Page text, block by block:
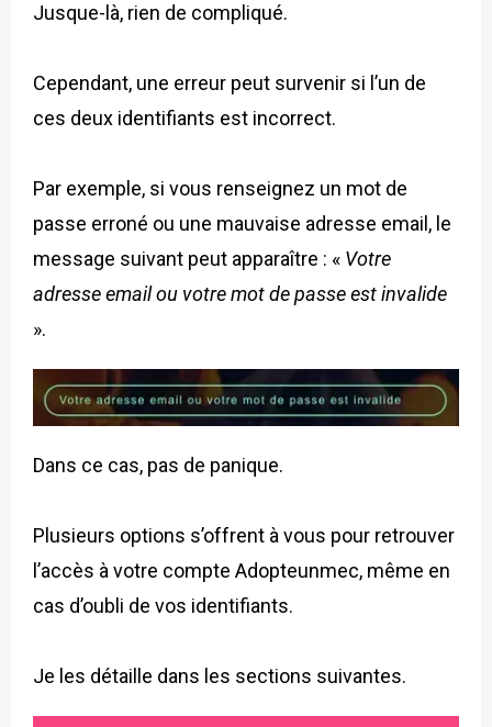
Jusque-là, rien de compliqué.
Cependant, une erreur peut survenir si l’un de
ces deux identifiants est incorrect.
Par exemple, si vous renseignez un mot de
passe erroné ou une mauvaise adresse email, le
message suivant peut apparaître : « Votre
adresse email ou votre mot de passe est invalide
».
Dans ce cas, pas de panique.
Plusieurs options s’offrent à vous pour retrouver
l’accès à votre compte Adopteunmec, même en
cas d’oubli de vos identifiants.
Je les détaille dans les sections suivantes.